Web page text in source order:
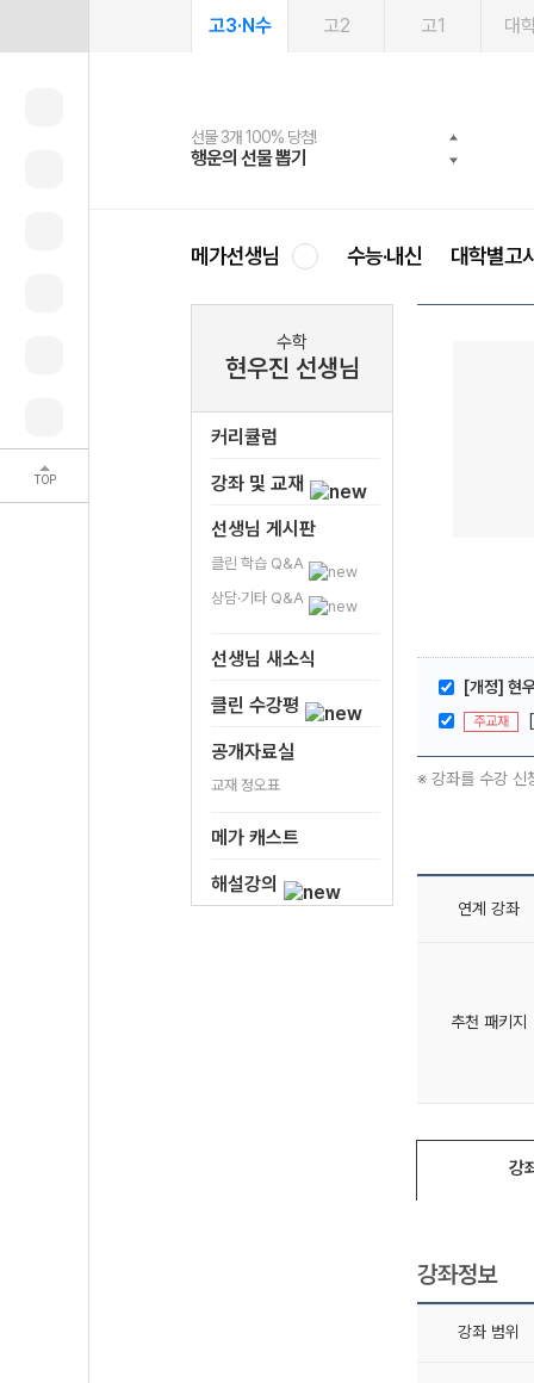
TOP
고3·N수 고2 고1 대
선물 3개 100% 당첨!
행운의 선물 뽑기
선물 100% 증정!
메가스터디 X 올리브
2027 러셀 단과
강사 공개선발
스마트러닝앱
설문 EVENT
메가패스
3일 무료 체험권
메가패스 수강생 무료혜택!
메가클럽 멤버십
사회공헌 캠페인
희망이룸 메가나눔
메가선생님 수능·내신 대학별고
수학
현우진 선생님
커리큘럼
강좌 및 교재
선생님 게시판
클린 학습 Q&A
상담·기타 Q&A
선생님 새소식
클린 수강평
공개자료실
교재 정오표
메가 캐스트
해설강의
[개정] 현
주교재
※ 강좌를 수강 신
연계 강좌
추천 패키지
강
강좌정보
강좌 범위